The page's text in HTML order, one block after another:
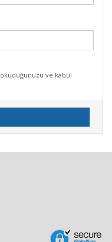
okuduğunuzu ve kabul